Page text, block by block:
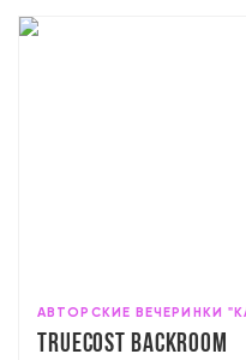
АВТОРСКИЕ ВЕЧЕРИНКИ
TRUECOST Backroom